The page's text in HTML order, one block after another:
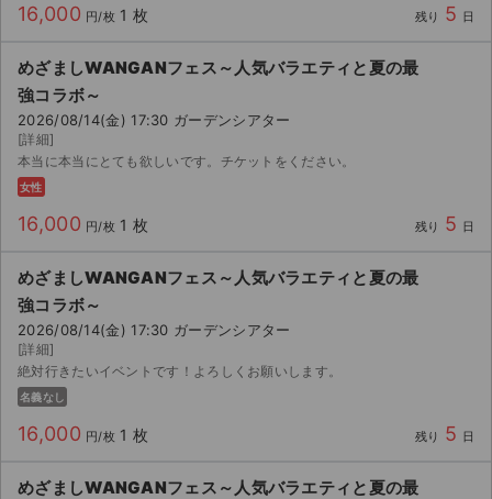
16,000 円/枚 1 枚 残り 5 日
めざましWANGANフェス～人気バラエティと夏の最
強コラボ～
2026/08/14(金) 17:30 ガーデンシアター
[詳細]
本当に本当にとても欲しいです。チケットをください。
女性
16,000 円/枚 1 枚 残り 5 日
めざましWANGANフェス～人気バラエティと夏の最
強コラボ～
2026/08/14(金) 17:30 ガーデンシアター
[詳細]
絶対行きたいイベントです！よろしくお願いします。
名義なし
16,000 円/枚 1 枚 残り 5 日
めざましWANGANフェス～人気バラエティと夏の最